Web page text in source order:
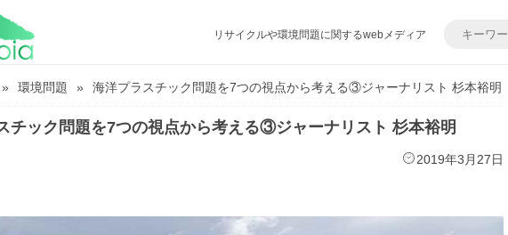
リサイクルや環境問題に関するwebメディア
環境問題 海洋プラスチック問題を7つの視点から考える③ジャーナリスト 杉本裕明
チック問題を7つの視点から考える③ジャーナリスト 杉本裕明
2019年3月27日